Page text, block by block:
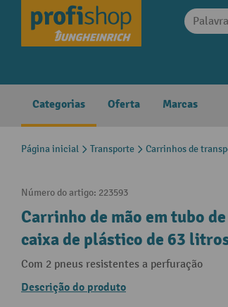
Saltar para a navegação principal
Categorias Oferta Marcas
Página inicial Transporte Carrinhos de
Número do artigo: 223593
Carrinho de mão em tubo
caixa de plástico de 63
Com 2 pneus resistentes a perfuração
Descrição do produto